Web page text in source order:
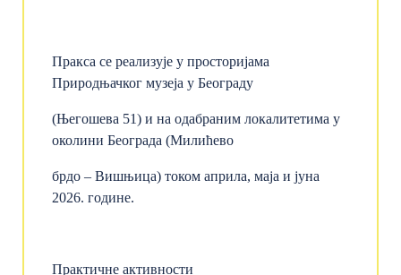
Пракса се реализује у просторијама
Природњачког музеја у Београду
(Његошева 51) и на одабраним локалитетима у
околини Београда (Милићево
брдо – Вишњица) током априла, маја и јуна
2026. године.
Практичне активности